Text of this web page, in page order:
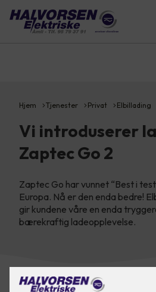
Hjem Tjenester Privat Elbillading
Vi introduserer
Zaptec Go 2
Zaptec Go har vunnet “Best i
Europa. Nå er den enda bedre!
gir kundene våre en enda
bærekraftig ladeopplevelse.